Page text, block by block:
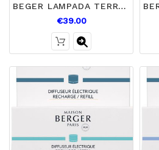
BEGER LAMPADA TERRA ROUGE
€39.00